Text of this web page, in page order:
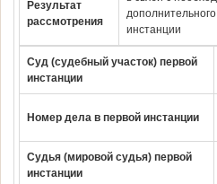
Результат
рассмотрения
инстанции
Суд (судебный участок) первой
инстанции
Номер дела в первой инстанции
Судья (мировой судья) первой
инстанции